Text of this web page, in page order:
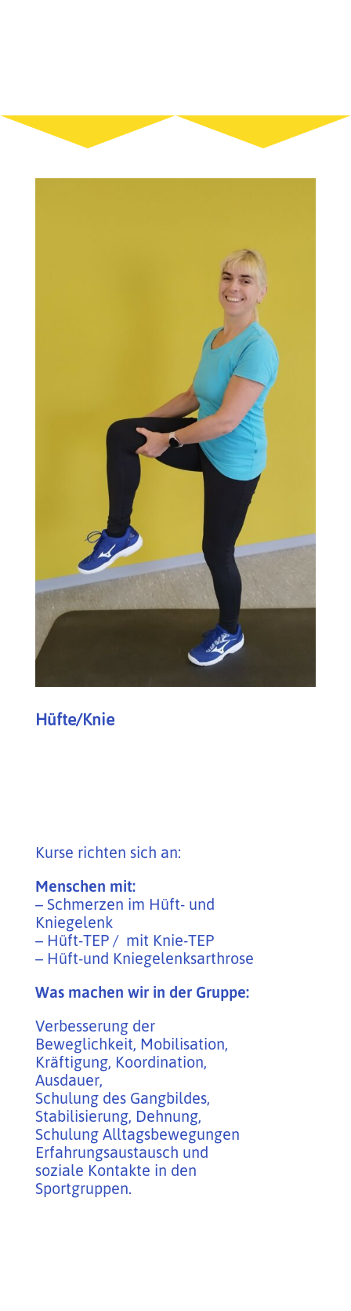
Hüfte/Knie
Kurse richten sich an:
Menschen mit:
– Schmerzen im Hüft- und
Kniegelenk
– Hüft-TEP / mit Knie-TEP
– Hüft-und Kniegelenksarthrose
Was machen wir in der Gruppe:
Verbesserung der
Beweglichkeit, Mobilisation,
Kräftigung, Koordination,
Ausdauer,
Schulung des Gangbildes,
Stabilisierung, Dehnung,
Schulung Alltagsbewegungen
Erfahrungsaustausch und
soziale Kontakte in den
Sportgruppen.